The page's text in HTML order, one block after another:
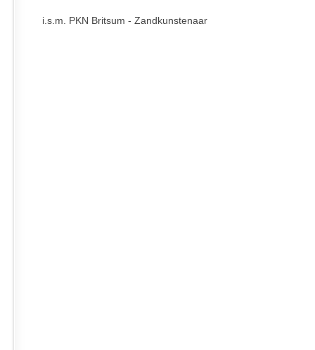
i.s.m. PKN Britsum - Zandkunstenaar